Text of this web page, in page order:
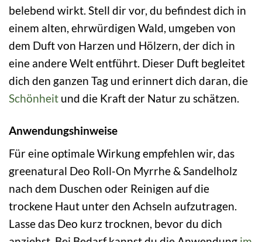
belebend wirkt. Stell dir vor, du befindest dich in
einem alten, ehrwürdigen Wald, umgeben von
dem Duft von Harzen und Hölzern, der dich in
eine andere Welt entführt. Dieser Duft begleitet
dich den ganzen Tag und erinnert dich daran, die
Schönheit und die Kraft der Natur zu schätzen.
Anwendungshinweise
Für eine optimale Wirkung empfehlen wir, das
greenatural Deo Roll-On Myrrhe & Sandelholz
nach dem Duschen oder Reinigen auf die
trockene Haut unter den Achseln aufzutragen.
Lasse das Deo kurz trocknen, bevor du dich